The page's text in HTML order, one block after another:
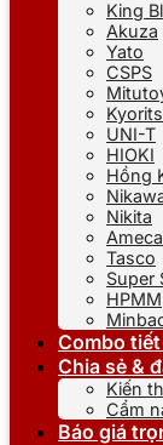
King
Akuza
Yato
CSPS
UNI-T
HIOKI
Hồng
Nikita
Ameca
Tasco
Super
HPMM
Combo
Chia sẻ &
Kiến
Cẩm
Báo giá